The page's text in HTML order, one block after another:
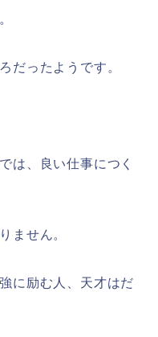
だったようです。
は、良い仕事につく
ません。
に励む人、天才はだ